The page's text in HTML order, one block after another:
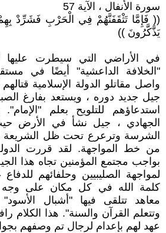
سورة الأنفال ، الآية 57
(( فَإِمَّا تَثْقَفَنَّهُمْ فِي الْحَرْبِ فَشَرِّدْ
يَذَّكَّرُونَ ))
في الأراضي التي سيطرت
"الخلافة الداعشية" أيضًا في
واصل مقاتلو الدولة الإسلامية
جيل جديد دوره ، ويستعد بفارغ
استدعاؤهم للتلويح بعلم
الجهادي ، جيل نشأ في الأرض
الشرسة وترعرع تحت ظل
من خط المواجهة. لقد قررت الدولة
بواجب مجتمع المؤمنين تجاه هذا
لمواجهة الصليبيين وحلفائهم
كلمة الله في كل مكان على وجه
معاهد تتلقى فيها "أشبال
وتتعلم القرآن والسنة". هذا الكلام
عهد لهم بإعدام لرجال تم وصفهم